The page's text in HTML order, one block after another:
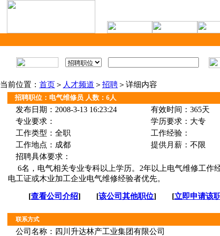
当前位置： 首页 ＞ 人才频道 ＞ 招聘 ＞详细内容
招聘职位：电气维修员 人数：6人
发布日期：2008-3-13 16:23:24
有效时间：365天
专业要求：
学历要求：大专
工作类型：全职
工作经验：
工作地点：成都
提供月薪：不限
招聘具体要求：
6名，电气相关专业专科以上学历。2年以上电气维修工作
电工证或木业加工企业电气维修经验者优先。
[查看公司介绍] [该公司其他职位] [立即申请该
联系方式
公司名称：四川升达林产工业集团有限公司